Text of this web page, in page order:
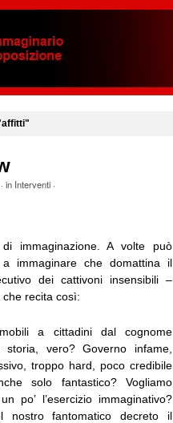
in Interventi·
immaginazione. A volte può
immaginare che domattina il
dei cattivoni insensibili –
recita così:
a cittadini dal cognome
storia, vero? Governo infame,
troppo hard, poco credibile
solo fantastico? Vogliamo
po’ l’esercizio immaginativo?
nostro fantomatico decreto il